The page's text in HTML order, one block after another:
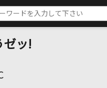
ゼッ!